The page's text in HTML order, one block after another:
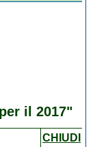
il 2017"
CHIUDI